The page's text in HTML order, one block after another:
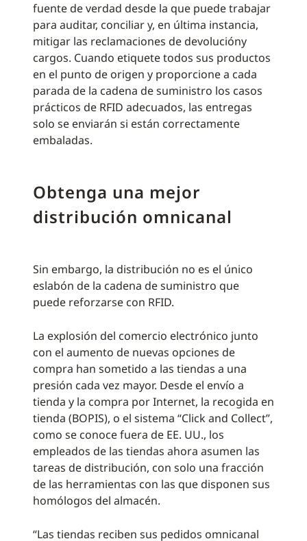
fuente de verdad desde la que puede trabajar
para auditar, conciliar y, en última instancia,
mitigar las reclamaciones de devolucióny
cargos. Cuando etiquete todos sus productos
en el punto de origen y proporcione a cada
parada de la cadena de suministro los casos
prácticos de RFID adecuados, las entregas
solo se enviarán si están correctamente
embaladas.
Obtenga una mejor
distribución omnicanal
Sin embargo, la distribución no es el único
eslabón de la cadena de suministro que
puede reforzarse con RFID.
La explosión del comercio electrónico junto
con el aumento de nuevas opciones de
compra han sometido a las tiendas a una
presión cada vez mayor. Desde el envío a
tienda y la compra por Internet, la recogida en
tienda (BOPIS), o el sistema “Click and Collect”,
como se conoce fuera de EE. UU., los
empleados de las tiendas ahora asumen las
tareas de distribución, con solo una fracción
de las herramientas con las que disponen sus
homólogos del almacén.
“Las tiendas reciben sus pedidos omnicanal